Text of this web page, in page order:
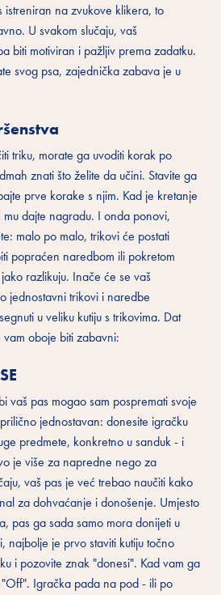
istreniran na zvukove klikera, to
U svakom slučaju, vaš
biti motiviran i pažljiv prema zadatku.
svog psa, zajednička zabava je u
triku, morate ga uvoditi korak po
znati što želite da učini. Stavite ga
prve korake s njim. Kad je kretanje
dajte nagradu. I onda ponovi,
malo po malo, trikovi će postati
popraćen naredbom ili pokretom
razlikuju. Inače će se vaš
jednostavni trikovi i naredbe
u veliku kutiju s trikovima. Dat
oboje biti zabavni:
vaš pas mogao sam pospremati svoje
jednostavan: donesite igračku
predmete, konkretno u sanduk - i
je više za napredne nego za
vaš pas je već trebao naučiti kako
za dohvaćanje i donošenje. Umjesto
pas ga sada samo mora donijeti u
najbolje je prvo staviti kutiju točno
i pozovite znak "donesi". Kad vam ga
Igračka pada na pod - ili po